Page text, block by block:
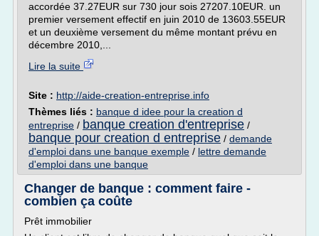
accordée 37.27EUR sur 730 jour sois 27207.10EUR. un
premier versement effectif en juin 2010 de 13603.55EUR
et un deuxième versement du même montant prévu en
décembre 2010,...
Lire la suite
Site : http://aide-creation-entreprise.info
Thèmes liés : banque d idee pour la creation d
entreprise / banque creation d'entreprise /
banque pour creation d entreprise / demande
d'emploi dans une banque exemple / lettre demande
d'emploi dans une banque
Changer de banque : comment faire -
combien ça coûte
Prêt immobilier